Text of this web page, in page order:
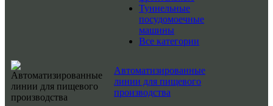
Туннельные
посудомоечные
машины
Все категории
Автоматизированные
линии для пищевого
производства